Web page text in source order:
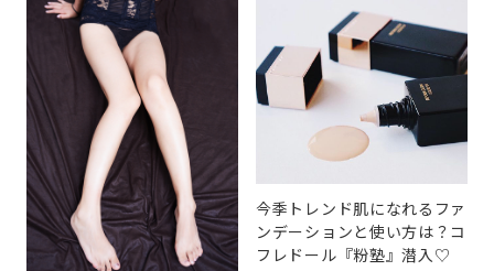
今季トレンド肌になれるファ
ンデーションと使い方は？コ
フレドール『粉塾』潜入♡